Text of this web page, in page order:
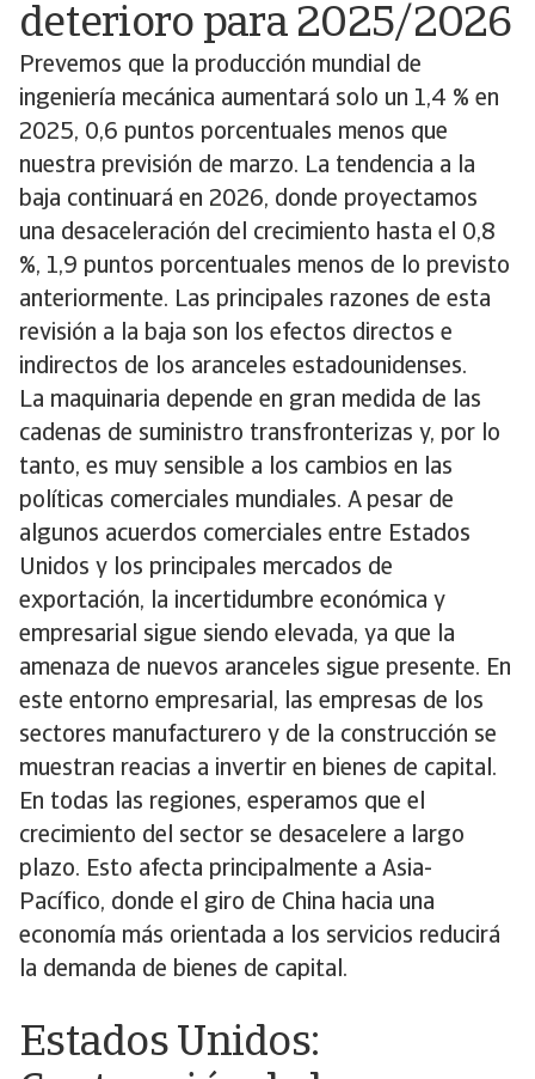
deterioro para 2025/2026
Prevemos que la producción mundial de
ingeniería mecánica aumentará solo un 1,4 % en
2025, 0,6 puntos porcentuales menos que
nuestra previsión de marzo. La tendencia a la
baja continuará en 2026, donde proyectamos
una desaceleración del crecimiento hasta el 0,8
%, 1,9 puntos porcentuales menos de lo previsto
anteriormente. Las principales razones de esta
revisión a la baja son los efectos directos e
indirectos de los aranceles estadounidenses.
La maquinaria depende en gran medida de las
cadenas de suministro transfronterizas y, por lo
tanto, es muy sensible a los cambios en las
políticas comerciales mundiales. A pesar de
algunos acuerdos comerciales entre Estados
Unidos y los principales mercados de
exportación, la incertidumbre económica y
empresarial sigue siendo elevada, ya que la
amenaza de nuevos aranceles sigue presente. En
este entorno empresarial, las empresas de los
sectores manufacturero y de la construcción se
muestran reacias a invertir en bienes de capital.
En todas las regiones, esperamos que el
crecimiento del sector se desacelere a largo
plazo. Esto afecta principalmente a Asia-
Pacífico, donde el giro de China hacia una
economía más orientada a los servicios reducirá
la demanda de bienes de capital.
Estados Unidos: